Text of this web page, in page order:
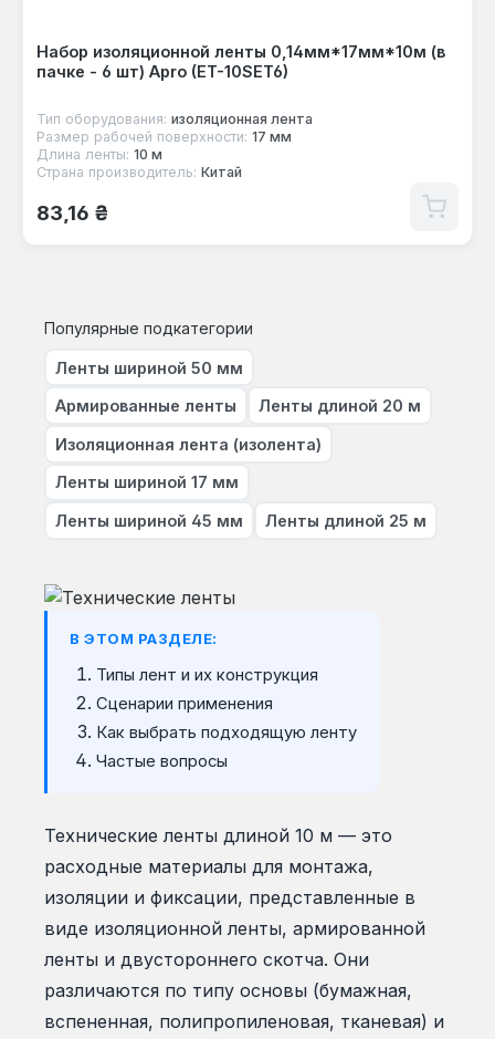
Набор изоляционной ленты 0,14мм*17мм*10м (в
пачке - 6 шт) Apro (ET-10SET6)
Тип оборудования: изоляционная лента
Размер рабочей поверхности: 17 мм
Длина ленты: 10 м
Страна производитель: Китай
Обычная цена:
83,16 ₴
Популярные подкатегории
Ленты шириной 50 мм
Армированные ленты Ленты длиной 20 м
Изоляционная лента (изолента)
Ленты шириной 17 мм
Ленты шириной 45 мм Ленты длиной 25 м
В ЭТОМ РАЗДЕЛЕ:
Типы лент и их конструкция
Сценарии применения
Как выбрать подходящую ленту
Частые вопросы
Технические ленты длиной 10 м — это
расходные материалы для монтажа,
изоляции и фиксации, представленные в
виде изоляционной ленты, армированной
ленты и двустороннего скотча. Они
различаются по типу основы (бумажная,
вспененная, полипропиленовая, тканевая) и